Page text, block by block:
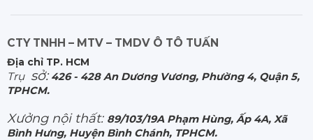
CTY TNHH – MTV – TMDV Ô TÔ TUẤN
Địa chỉ TP. HCM
Trụ sở: 426 - 428 An Dương Vương, Phường 4, Quận 5,
TPHCM.
Xưởng nội thất: 89/103/19A Phạm Hùng, Ấp 4A, Xã
Bình Hưng, Huyện Bình Chánh, TPHCM.